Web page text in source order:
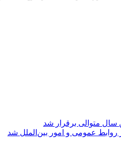
متوالی برقرار شد
روابط عمومی و امور بین‌الملل شد